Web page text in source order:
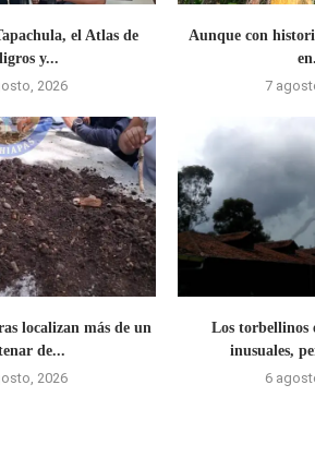
el Atlas de
y...
2026
Aunque con
7
localizan más de un
de...
2026
Los torbellinos
inusuales,
6